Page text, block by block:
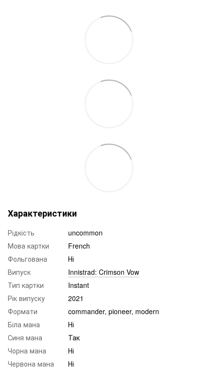
Характеристики
Рідкість
uncommon
Мова картки
French
Фольгована
Ні
Випуск
Innistrad: Crimson Vow
Тип картки
Instant
Рік випуску
2021
Формати
commander, pioneer, modern
Біла мана
Ні
Синя мана
Так
Чорна мана
Ні
Червона мана
Ні